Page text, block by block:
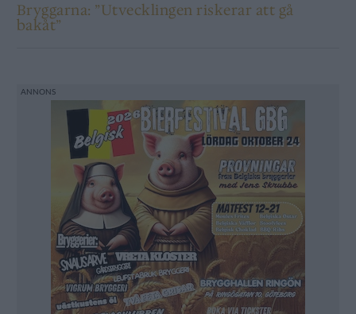
Bryggarna: ”Utvecklingen riskerar att gå
bakåt”